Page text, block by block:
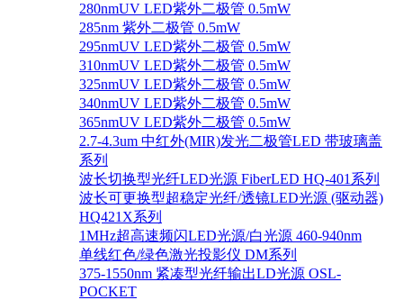
280nmUV LED紫外二极管 0.5mW
285nm 紫外二极管 0.5mW
295nmUV LED紫外二极管 0.5mW
310nmUV LED紫外二极管 0.5mW
325nmUV LED紫外二极管 0.5mW
340nmUV LED紫外二极管 0.5mW
365nmUV LED紫外二极管 0.5mW
2.7-4.3um 中红外(MIR)发光二极管LED 带玻璃盖
系列
波长切换型光纤LED光源 FiberLED HQ-401系列
波长可更换型超稳定光纤/透镜LED光源 (驱动器)
HQ421X系列
1MHz超高速频闪LED光源/白光源 460-940nm
单线红色/绿色激光投影仪 DM系列
375-1550nm 紧凑型光纤输出LD光源 OSL-
POCKET